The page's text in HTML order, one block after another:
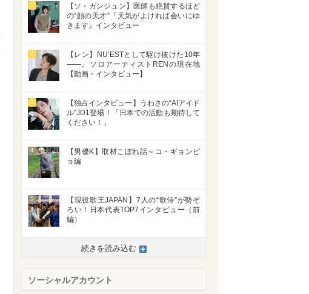
1
【ソ・ガンジュン】医師も絶賛するほど
の“顔の天才”『天気がよければ会いにゆ
きます』インタビュー
2
【レン】NU’ESTとして駆け抜けた10年
――。ソロアーティストRENの現在地
【動画・インタビュー】
3
【独占インタビュー】うわさの“AIアイド
ル”JD1登場！「日本での活動も期待して
ください！」
4
【男優K】取材こぼれ話～コ・ギョンピ
ョ編
5
【現役歌王JAPAN】7人の“歌侍”が勢ぞ
ろい！日本代表TOP7インタビュー（前
編）
続きを読み込む
ソーシャルアカウント